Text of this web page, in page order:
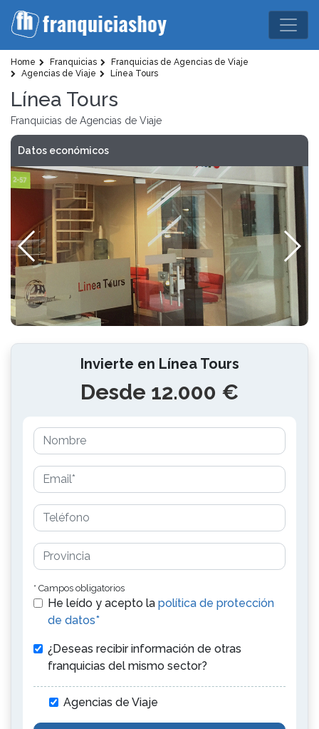
Home Franquicias
Franquicias de Agencias de Viaje
Agencias de Viaje
Línea Tours
Línea Tours
Franquicias de Agencias de Viaje
Datos económicos
Invierte en Línea Tours
Desde 12.000 €
* Campos obligatorios
He leído y acepto la política de protección
de datos*
¿Deseas recibir información de otras
franquicias del mismo sector?
Agencias de Viaje